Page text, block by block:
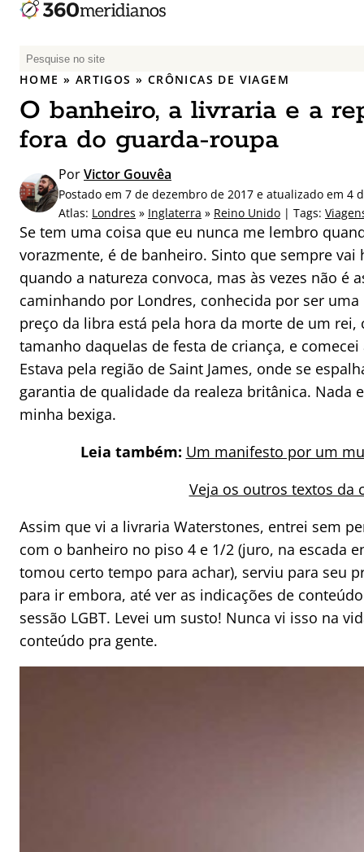
P
e
q
u
i
a
r
p
o
:
HOME » ARTIGOS » CRÔNICAS DE VIAGEM
O banheiro, a livraria e a
fora do guarda-roupa
PorVictor Gouvêa
Postado em 7 de dezembro de 2017 e atualizado em 4
Atlas: Londres » Inglaterra » Reino Unido | Tags:
Se tem uma coisa que eu nunca me lembro
vorazmente, é de banheiro. Sinto que sempre
quando a natureza convoca, mas às vezes não é
caminhando por Londres, conhecida por ser
preço da libra está pela hora da morte de um
tamanho daquelas de festa de criança, e
Estava pela região de Saint James, onde se
garantia de qualidade da realeza britânica. Nada
minha bexiga.
Leia também: Um manifesto por um
Veja os outros textos da
Assim que vi a livraria Waterstones, entrei sem
com o banheiro no piso 4 e 1/2 (juro, na escada
tomou certo tempo para achar), serviu para seu
para ir embora, até ver as indicações de
sessão LGBT. Levei um susto! Nunca vi isso na
conteúdo pra gente.